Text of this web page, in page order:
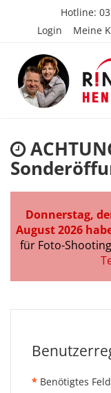
Hotline:
Login
Meine
Donnerstag,
August 2026
für Foto-
* Benötigtes Feld